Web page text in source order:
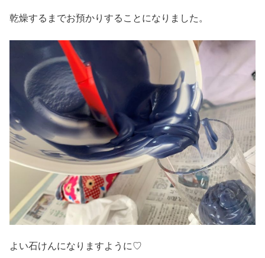
乾燥するまでお預かりすることになりました。
よい石けんになりますように♡